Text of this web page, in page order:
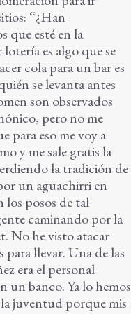
“¿Han
que esté en la
es algo que se
cola para un bar es
se levanta antes
son observados
pero no me
para eso me voy a
y me sale gratis la
la tradición de
un aguachirri en
posos de tal
caminando por la
No he visto atacar
llevar. Una de las
era el personal
un banco. Ya lo hemos
juventud porque mis